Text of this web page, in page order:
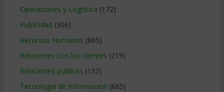
Operaciones y Logística (172)
Publicidad (306)
Recursos Humanos (865)
Relaciones con los clientes (219)
Relaciones publicas (132)
Tecnologia de Informacion (665)